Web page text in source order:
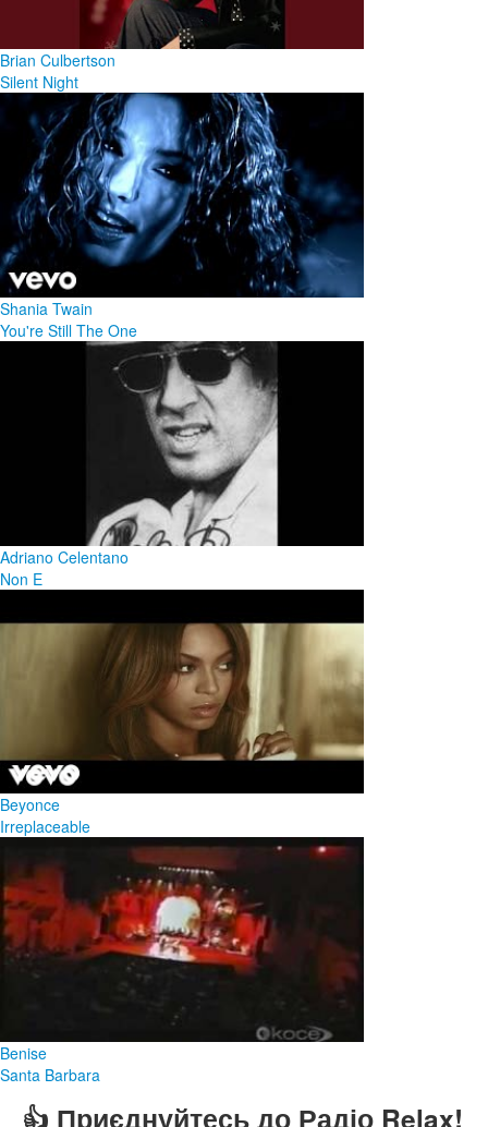
Brian Culbertson
Silent Night
Shania Twain
You're Still The One
Adriano Celentano
Non E
Beyonce
Irreplaceable
Benise
Santa Barbara
👍 Приєднуйтесь до Радіо Relax!